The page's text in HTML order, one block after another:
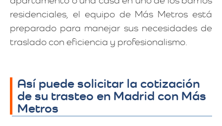
residenciales, el equipo de Más Metros está
preparado para manejar sus necesidades de
traslado con eficiencia y profesionalismo.
Así puede solicitar la cotización
de su trasteo en Madrid con Más
Metros